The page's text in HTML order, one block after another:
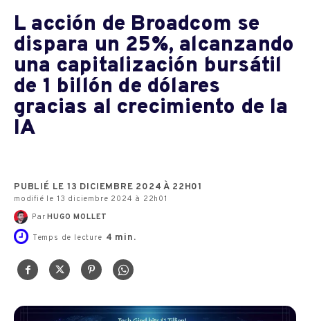
L acción de Broadcom se
dispara un 25%, alcanzando
una capitalización bursátil
de 1 billón de dólares
gracias al crecimiento de la
IA
PUBLIÉ LE 13 DICIEMBRE 2024 À 22H01
modifié le 13 diciembre 2024 à 22h01
Par HUGO MOLLET
Temps de lecture 4 min.